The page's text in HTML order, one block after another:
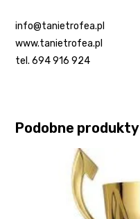
info@tanietrofea.pl
www.tanietrofea.pl
tel. 694 916 924
Podobne produkty